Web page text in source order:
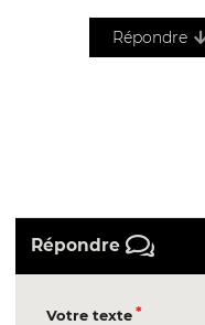
Répondre
Répondre
Votre texte